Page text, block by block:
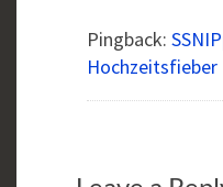
Pingback:
Hochzeitsfieber